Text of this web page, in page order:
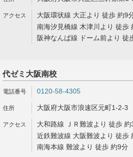
大阪環状線 大正より 徒歩 約9
南海汐見橋線 木津川より 徒歩
阪神なんば線 ドーム前より 徒
代ゼミ大阪南校
0120-58-4305
大阪府大阪市浪速区元町1-2-3
大和路線 ＪＲ難波より 徒歩 約
近鉄難波線 大阪難波より 徒歩
南海本線 難波より 徒歩 約9分